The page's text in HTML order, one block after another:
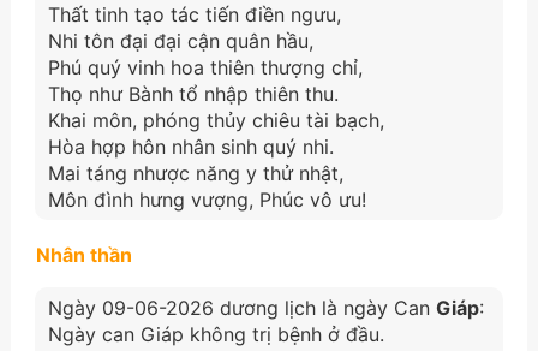
Thất tinh tạo tác tiến điền ngưu,
Nhi tôn đại đại cận quân hầu,
Phú quý vinh hoa thiên thượng chỉ,
Thọ như Bành tổ nhập thiên thu.
Khai môn, phóng thủy chiêu tài bạch,
Hòa hợp hôn nhân sinh quý nhi.
Mai táng nhược năng y thử nhật,
Môn đình hưng vượng, Phúc vô ưu!
Nhân thần
Ngày 09-06-2026 dương lịch là ngày Can Giáp:
Ngày can Giáp không trị bệnh ở đầu.